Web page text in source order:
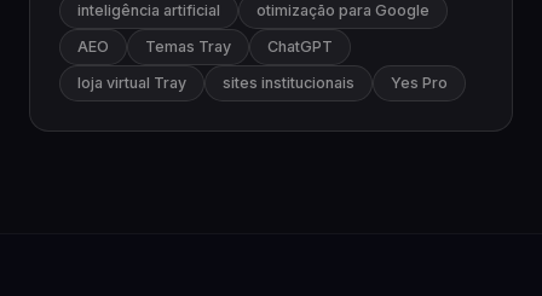
inteligência artificial
otimização para Google
AEO
Temas Tray
ChatGPT
loja virtual Tray
sites institucionais Yes Pro